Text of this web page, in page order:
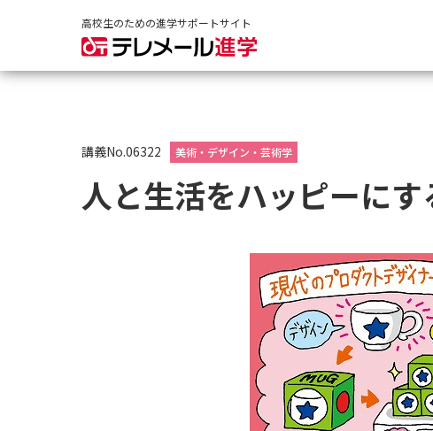
高校生のための進学サポートサイト
講義No.06322 美術・デザイン・芸術学
人と生活をハッピーに